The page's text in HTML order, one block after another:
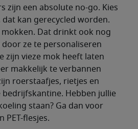
zijn een absolute no-go. Kies
dat kan gerecycled worden.
mokken. Dat drinkt ook nog
door ze te personaliseren
zijn vieze mok heeft laten
makkelijk te verbannen
roerstaafjes, rietjes en
bedrijfskantine. Hebben jullie
staan? Ga dan voor
PET-flesjes.